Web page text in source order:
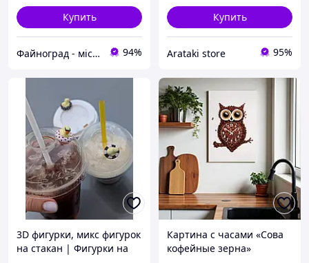
Купить
Файноград - місто файних речей 94%
Купить
Arataki store 95%
3D фигурки, микс фигурок
на стакан | Фигурки на
Картина с часами «Сова
кофейные зерна»